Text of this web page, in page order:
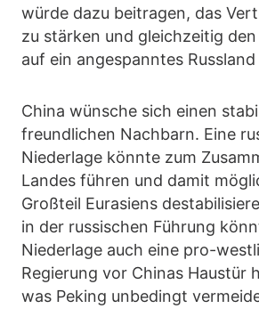
würde dazu beitragen, das
zu stärken und gleichzeitig
auf ein angespanntes
China wünsche sich einen
freundlichen Nachbarn. Eine
Niederlage könnte zum
Landes führen und damit
Großteil Eurasiens
in der russischen Führung
Niederlage auch eine pro-
Regierung vor Chinas Haustür
was Peking unbedingt